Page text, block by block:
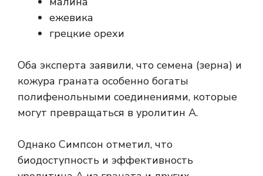
ежевика
грецкие орехи
Оба эксперта заявили, что семена (зерна) и
кожура граната особенно богаты
полифенольными соединениями, которые
могут превращаться в уролитин А.
Однако Симпсон отметил, что
биодоступность и эффективность